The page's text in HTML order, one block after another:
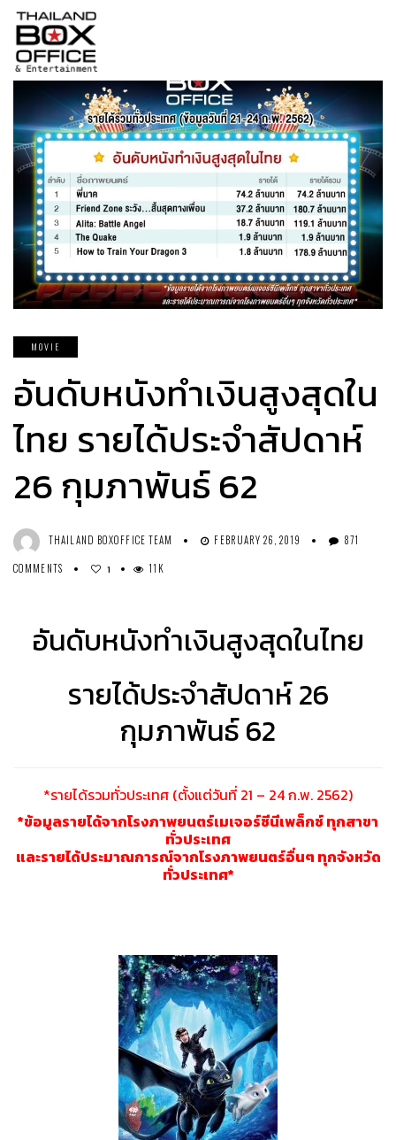
MOVIE
อันดับหนังทำเงินสูงสุดใน
ไทย รายได้ประจำสัปดาห์
26 กุมภาพันธ์ 62
THAILAND BOXOFFICE TEAM FEBRUARY 26, 2019
871
COMMENTS
1 11K
อันดับหนังทำเงินสูงสุดในไทย
รายได้ประจำสัปดาห์ 26
กุมภาพันธ์ 62
*รายได้รวมทั่วประเทศ (ตั้งแต่วันที่ 21 – 24 ก.พ. 2562)
*ข้อมูลรายได้จากโรงภาพยนตร์เมเจอร์ซีนีเพล็กซ์ ทุกสาขา
ทั่วประเทศ
และรายได้ประมาณการณ์จากโรงภาพยนตร์อื่นๆ ทุกจังหวัด
ทั่วประเทศ*